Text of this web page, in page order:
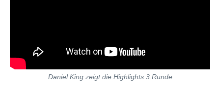
Daniel King zeigt die Highlights 3.Runde